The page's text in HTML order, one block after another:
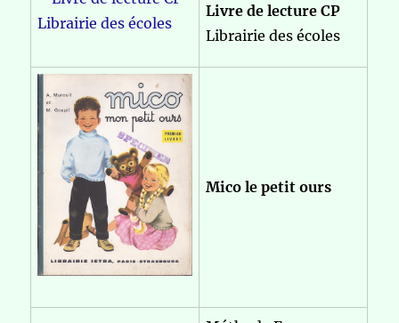
Livre de lecture CP
Librairie des écoles
Mico le petit ours